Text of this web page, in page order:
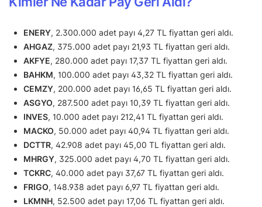
ENERY, 2.300.000 adet payı 4,27 TL fiyattan geri aldı.
AHGAZ, 375.000 adet payı 21,93 TL fiyattan geri aldı.
AKFYE, 280.000 adet payı 17,37 TL fiyattan geri aldı.
BAHKM, 100.000 adet payı 43,32 TL fiyattan geri aldı.
CEMZY, 200.000 adet payı 16,65 TL fiyattan geri aldı.
ASGYO, 287.500 adet payı 10,39 TL fiyattan geri aldı.
INVES, 10.000 adet payı 212,41 TL fiyattan geri aldı.
MACKO, 50.000 adet payı 40,94 TL fiyattan geri aldı.
DCTTR, 42.908 adet payı 45,00 TL fiyattan geri aldı.
MHRGY, 325.000 adet payı 4,70 TL fiyattan geri aldı.
TCKRC, 40.000 adet payı 37,67 TL fiyattan geri aldı.
FRIGO, 148.938 adet payı 6,97 TL fiyattan geri aldı.
LKMNH, 52.500 adet payı 17,06 TL fiyattan geri aldı.